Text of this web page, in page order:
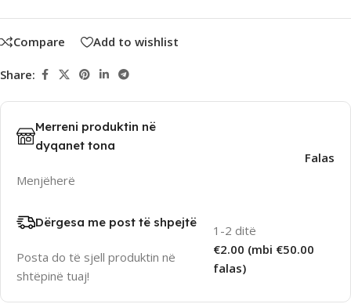
Compare Add to wishlist
Share:
Merreni produktin në
dyqanet tona
Menjëherë
Falas
Dërgesa me post të shpejtë
Posta do të sjell produktin në
shtëpinë tuaj!
1-2 ditë
€2.00 (mbi €50.00
falas)